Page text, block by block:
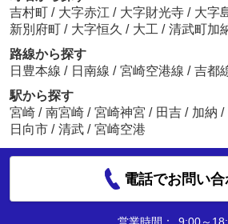
吉村町 / 大字赤江 / 大字財光寺 / 大字
新別府町 / 大字恒久 / 大工 / 清武町加
路線から探す
日豊本線 / 日南線 / 宮崎空港線 / 吉都
駅から探す
宮崎 / 南宮崎 / 宮崎神宮 / 田吉 / 加納 /
日向市 / 清武 / 宮崎空港
電話でお問い
営業時間： 9:00～